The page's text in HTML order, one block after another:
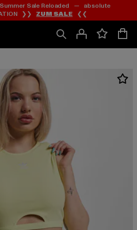
Zum
Inhalt
springen
Zum
Fußzeile
springen
Sale Reloaded — absolute
❯❯ ZUM SALE ❮❮